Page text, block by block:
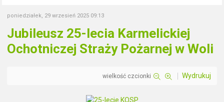
poniedziałek, 29 wrzesień 2025 09:13
Jubileusz 25-lecia Karmelickiej
Ochotniczej Straży Pożarnej w Woli
wielkość czcionki Wydrukuj